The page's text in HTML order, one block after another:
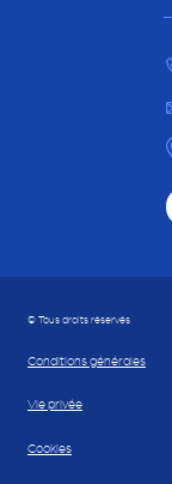
© Tous droits réservés
Conditions générales
Vie privée
Cookies